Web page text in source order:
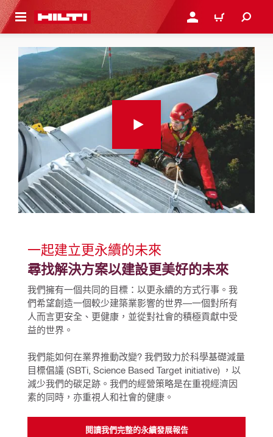
主要內容 登入或註冊購物車
一起建立更永續的未來
尋找解決方案以建設更美好的未來
我們擁有一個共同的目標：以更永續的方式行事。我
們希望創造一個較少建築業影響的世界—一個對所有
人而言更安全、更健康，並從對社會的積極貢獻中受
益的世界。
我們能如何在業界推動改變? 我們致力於科學基礎減量
目標倡議 (SBTi, Science Based Target initiative) ，以
減少我們的碳足跡。我們的經營策略是在重視經濟因
素的同時，亦重視人和社會的健康。
閱讀我們完整的永續發展報告